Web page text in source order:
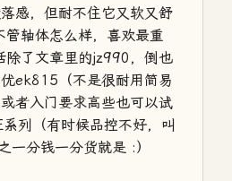
感，但耐不住它又软又舒
管轴体怎么样，喜欢最重
除了文章里的jz990，倒也
ek815（不是很耐用简易
者入门要求高些也可以试
列（有时候品控不好，叫
一分钱一分货就是 :）